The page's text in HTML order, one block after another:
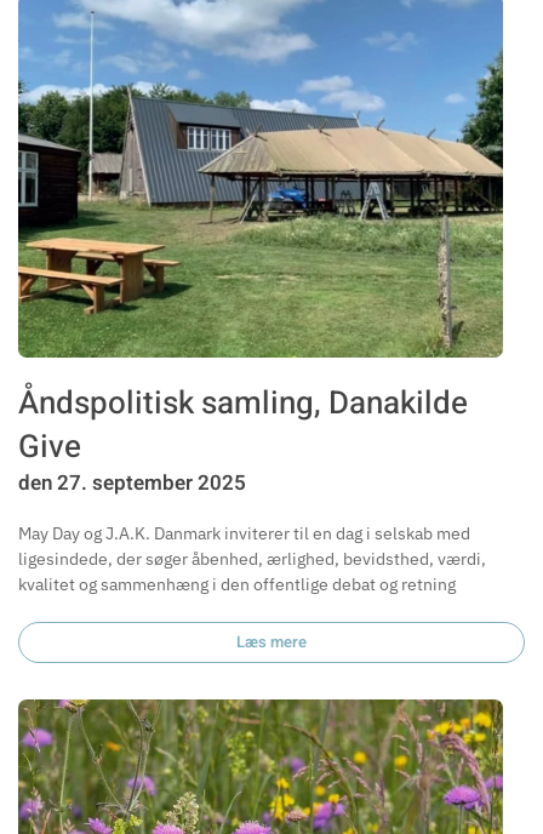
Åndspolitisk samling, Danakilde
Give
den 27. september 2025
May Day og J.A.K. Danmark inviterer til en dag i selskab med
ligesindede, der søger åbenhed, ærlighed, bevidsthed, værdi,
kvalitet og sammenhæng i den offentlige debat og retning
Læs mere